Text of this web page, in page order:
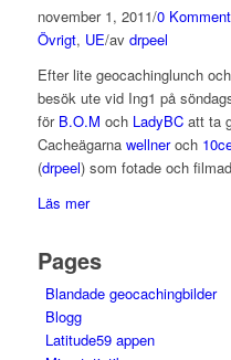
november 1, 2011/0
Övrigt, UE/av drpeel
Efter lite geocachinglunch
besök ute vid Ing1 på
för B.O.M och LadyBCatt ta
Cacheägarna wellneroch
(drpeel) som fotade och
Läs mer
Pages
Blandade geocachingbilder
Blogg
Latitude59 appen